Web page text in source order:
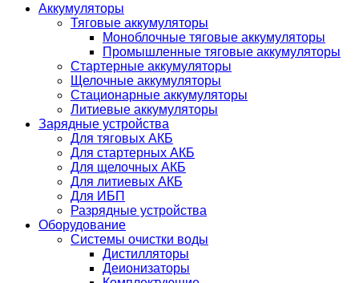
Аккумуляторы
Тяговые аккумуляторы
Моноблочные тяговые аккумуляторы
Промышленные тяговые аккумуляторы
Стартерные аккумуляторы
Щелочные аккумуляторы
Стационарные аккумуляторы
Литиевые аккумуляторы
Зарядные устройства
Для тяговых АКБ
Для стартерных АКБ
Для щелочных АКБ
Для литиевых АКБ
Для ИБП
Разрядные устройства
Оборудование
Системы очистки воды
Дистилляторы
Деионизаторы